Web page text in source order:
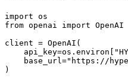
import os
from openai import OpenAI
client = OpenAI(
base_url="https://
)